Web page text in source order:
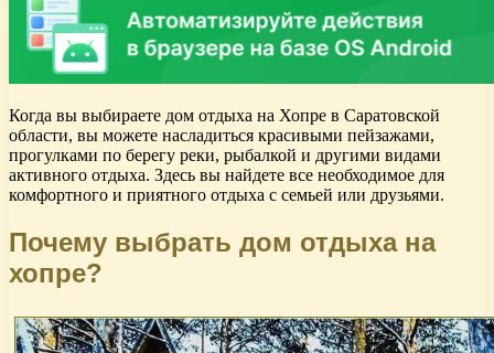
Когда вы выбираете дом отдыха на Хопре в Саратовской
области, вы можете насладиться красивыми пейзажами,
прогулками по берегу реки, рыбалкой и другими видами
активного отдыха. Здесь вы найдете все необходимое для
комфортного и приятного отдыха с семьей или друзьями.
Почему выбрать дом отдыха на
хопре?